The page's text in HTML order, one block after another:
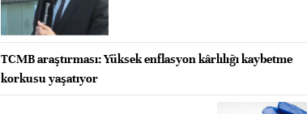
TCMB araştırması: Yüksek enflasyon kârlılığı kaybetme
korkusu yaşatıyor